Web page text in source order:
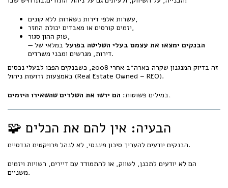
עשרות אלפי דירות נשארות ללא קונים,
יזמים קורסים או מאבדים יכולת החזר,
שוק ההון סגור,
—
הבנקים ימצאו את עצמם בעלי השליטה בפועל במלאי של
דירות, מגרשים ומבני משרדים.
זה בדיוק המנגנון שקרה בארה״ב אחרי 2008, כשבנקים הפכו לבעלי נכסים
באמצעות זרועות ניהול (Real Estate Owned – REO).
במילים פשוטות:הם ירשו את השלדים שהשאירו היזמים.
🧩 הבעיה: אין להם את הכלים
הבנקים יודעים להעריך סיכון פיננסי, לא לנהל פרויקטים הנדסיים.
הם לא יודעים לתכנן, לשווק, או להתמודד עם דיירים, רשויות ויזמים
משניים.